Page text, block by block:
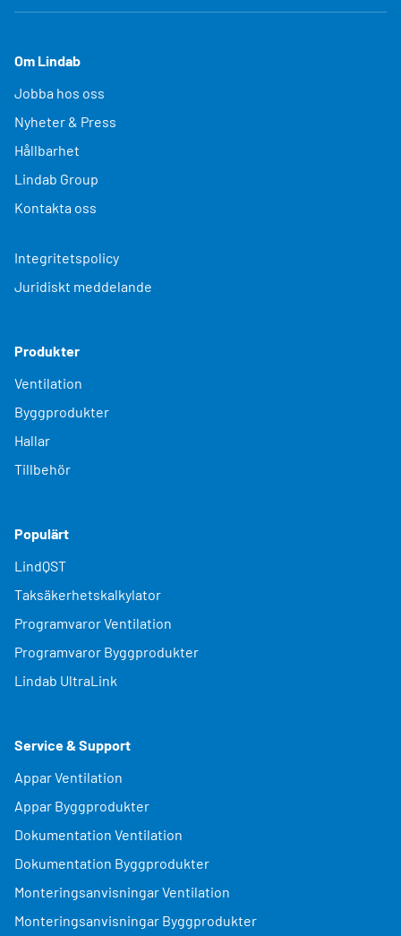
Om Lindab
Jobba hos oss
Nyheter & Press
Hållbarhet
Lindab Group
Kontakta oss
Integritetspolicy
Juridiskt meddelande
Produkter
Ventilation
Byggprodukter
Hallar
Tillbehör
Populärt
LindQST
Taksäkerhetskalkylator
Programvaror Ventilation
Programvaror Byggprodukter
Lindab UltraLink
Service & Support
Appar Ventilation
Appar Byggprodukter
Dokumentation Ventilation
Dokumentation Byggprodukter
Monteringsanvisningar Ventilation
Monteringsanvisningar Byggprodukter